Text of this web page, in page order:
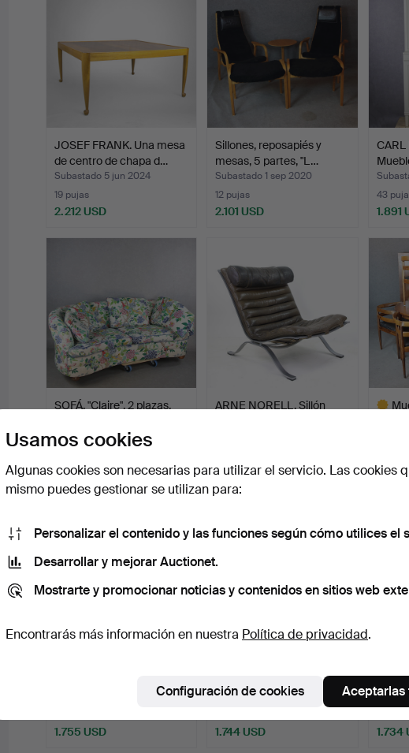
JOSEF FRANK. Una mesa
de centro de chapa d…
Subastado 5 jun 2024
19 pujas
2.212 USD
Sillones, reposapiés y
mesas, 5 partes, "L…
Subastado 1 sep 2020
12 pujas
2.101 USD
CARL
43
1.891
SOFÁ, "Claire", 2 plazas,
Subastado 30 ago 2023
1.845 USD
ARNE NORELL. Sillón
1.818 USD
9+2
1.780
Subastado 28 ago 2024
1.755 USD
Butaca "Karin" Dux, base
c…
Subastado 10 feb 2023
1.744 USD
1.734
Usamos cookies
Algunas cookies son necesarias para utilizar el servicio. Las cookies
mismo puedes gestionar se utilizan para:
Personalizar el contenido y las funciones según cómo utilices el
Desarrollar y mejorar Auctionet.
Mostrarte y promocionar noticias y contenidos en sitios web
Encontrarás más información en nuestra Política de privacidad.
Configuración de cookies Aceptarlas